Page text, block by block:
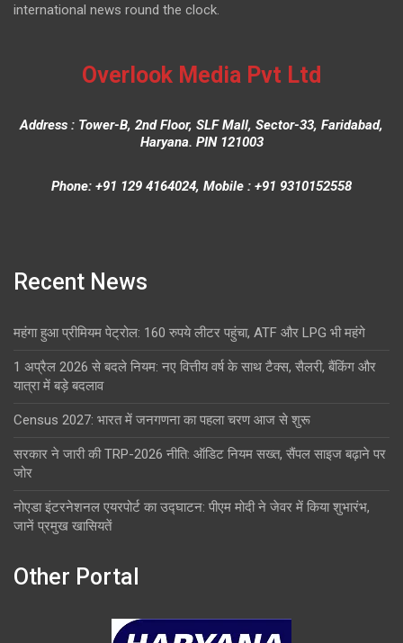
international news round the clock.
Overlook Media Pvt Ltd
Address : Tower-B, 2nd Floor, SLF Mall, Sector-33, Faridabad,
Haryana. PIN 121003
Phone: +91 129 4164024, Mobile : +91 9310152558
Recent News
महंगा हुआ प्रीमियम पेट्रोल: 160 रुपये लीटर पहुंचा, ATF और LPG भी महंगे
1 अप्रैल 2026 से बदले नियम: नए वित्तीय वर्ष के साथ टैक्स, सैलरी, बैंकिंग और
यात्रा में बड़े बदलाव
Census 2027: भारत में जनगणना का पहला चरण आज से शुरू
सरकार ने जारी की TRP-2026 नीति: ऑडिट नियम सख्त, सैंपल साइज बढ़ाने पर
जोर
नोएडा इंटरनेशनल एयरपोर्ट का उद्घाटन: पीएम मोदी ने जेवर में किया शुभारंभ,
जानें प्रमुख खासियतें
Other Portal